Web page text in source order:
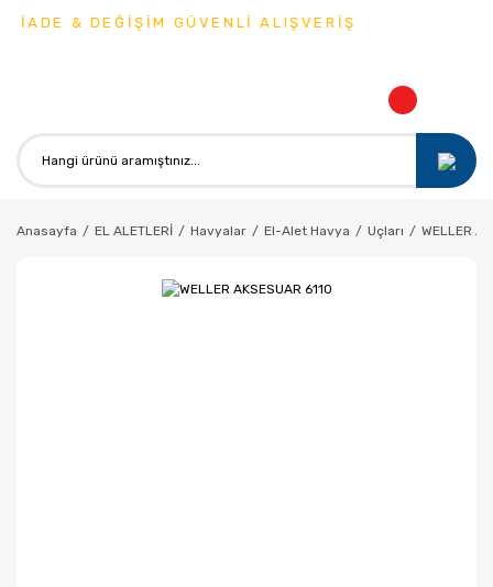
İADE & DEĞİŞİM GÜVENLİ ALIŞVERİŞ
Anasayfa EL ALETLERİ Havyalar El-Alet Havya Uçları WELLER